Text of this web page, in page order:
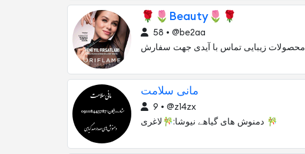
🌹🌷Beauty🌷🌹
58 • @be2aa
محصولات زیبایی تماس با آیدی جهت سفارش
مانی سلامت
9 • @z14zx
دمنوش های گیاهے نیوشا:🎋لاغری 🎋